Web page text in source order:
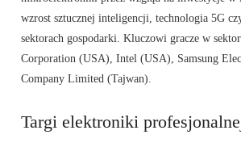
wzrost sztucznej inteligencji, technologia 5G
sektorach gospodarki. Kluczowi gracze w
Corporation (USA), Intel (USA), Samsung
Company Limited (Tajwan).
Targi elektroniki